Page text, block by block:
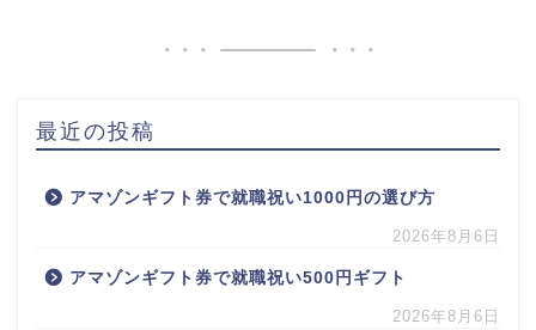
最近の投稿
アマゾンギフト券で就職祝い1000円の選び方
2026年8月6日
アマゾンギフト券で就職祝い500円ギフト
2026年8月6日